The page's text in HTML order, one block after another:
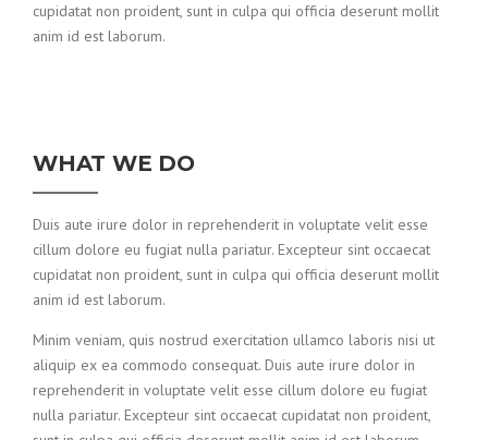
cupidatat non proident, sunt in culpa qui officia deserunt mollit
anim id est laborum.
WHAT WE DO
Duis aute irure dolor in reprehenderit in voluptate velit esse
cillum dolore eu fugiat nulla pariatur. Excepteur sint occaecat
cupidatat non proident, sunt in culpa qui officia deserunt mollit
anim id est laborum.
Minim veniam, quis nostrud exercitation ullamco laboris nisi ut
aliquip ex ea commodo consequat. Duis aute irure dolor in
reprehenderit in voluptate velit esse cillum dolore eu fugiat
nulla pariatur. Excepteur sint occaecat cupidatat non proident,